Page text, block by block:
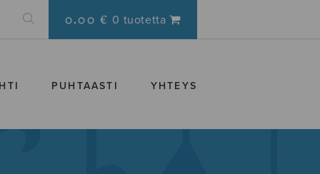
0.00 € 0 tuotetta
PUHTAASTI YHTEYS